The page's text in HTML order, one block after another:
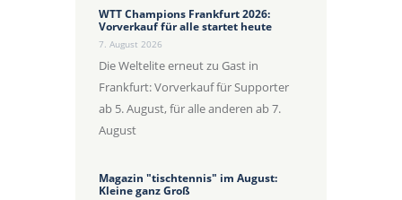
WTT Champions Frankfurt 2026:
Vorverkauf für alle startet heute
7. August 2026
Die Weltelite erneut zu Gast in
Frankfurt: Vorverkauf für Supporter
ab 5. August, für alle anderen ab 7.
August
Magazin "tischtennis" im August:
Kleine ganz Groß